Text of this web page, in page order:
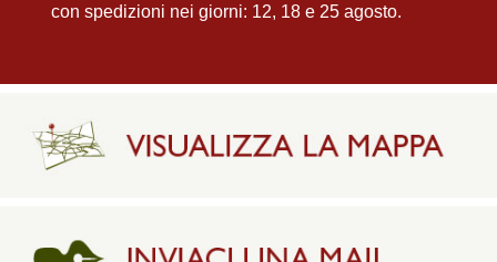
con spedizioni nei giorni: 12, 18 e 25 agosto.